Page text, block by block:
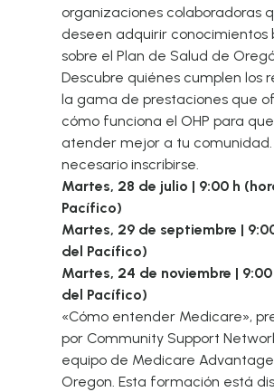
organizaciones colaboradoras
deseen adquirir conocimientos
sobre el Plan de Salud de
Descubre quiénes cumplen los
la gama de prestaciones que
cómo funciona el OHP para
atender mejor a tu comunidad.
necesario inscribirse.
Martes, 28 de julio | 9:00 h
Pacífico)
Martes, 29 de septiembre |
del Pacífico)
Martes, 24 de noviembre |
del Pacífico)
«Cómo entender Medicare»,
por Community Support
equipo de Medicare
Oregon. Esta formación está